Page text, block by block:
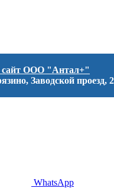
ООО "Антал+"
Заводской проезд, 2
WhatsApp